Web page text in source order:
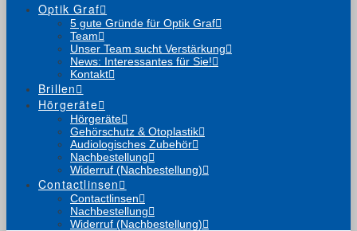
Optik Graf
5 gute Gründe für Optik Graf
Team
Unser Team sucht Verstärkung
News: Interessantes für Sie!
Kontakt
Brillen
Hörgeräte
Hörgeräte
Gehörschutz & Otoplastik
Audiologisches Zubehör
Nachbestellung
Widerruf (Nachbestellung)
Contactlinsen
Contactlinsen
Nachbestellung
Widerruf (Nachbestellung)